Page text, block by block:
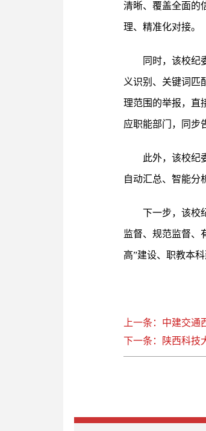
清晰、覆盖全面的
理、精准化对接。
同时，该校纪
义识别、关键词匹
理范围的举报，直
应职能部门，同步
此外，该校纪
自动汇总、智能分
下一步，该校
监督、规范监督、
高”建设、职教本
上一条：中建交
下一条：陕西科技